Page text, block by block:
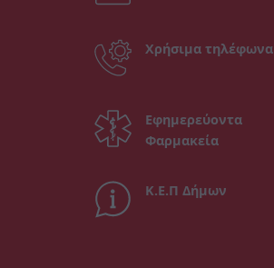
Χρήσιμα τηλέφωνα
Εφημερεύοντα
Φαρμακεία
Κ.Ε.Π Δήμων